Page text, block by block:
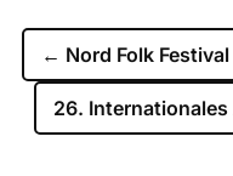
← Nord Folk Festival
26.